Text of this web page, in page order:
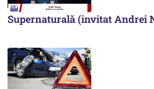
Supernaturală (invitat Andrei